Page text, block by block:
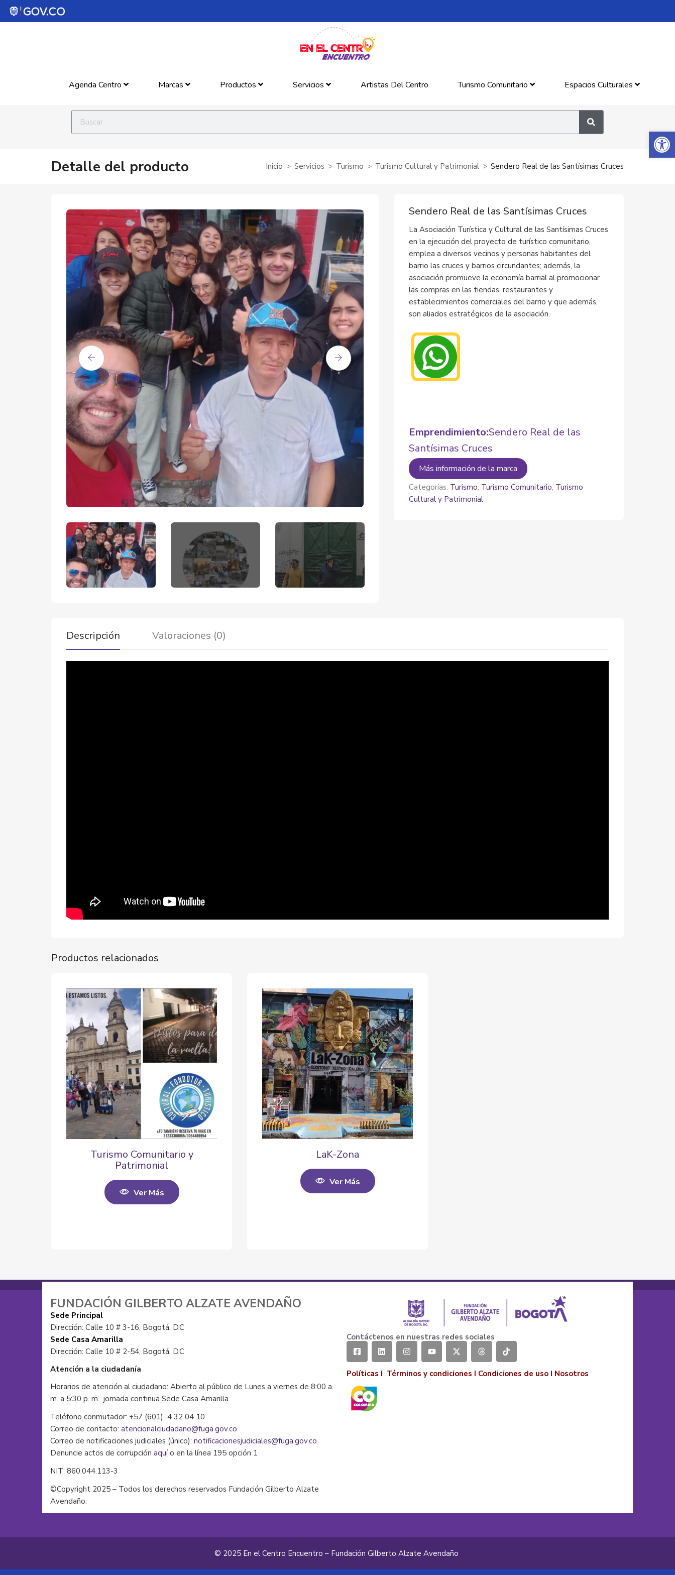
Abrir
Agenda Centro Marcas Productos Servicios Artistas Del Centro Turismo Comunitario Espacios Culturales
Detalle del producto Inicio Servicios Turismo Turismo Cultural y Patrimonial Sendero Real de las Santísimas Cruces
Sendero Real de las Santísimas Cruces
La Asociación Turística y Cultural de las Santísimas Cruces
en la ejecución del proyecto de turístico comunitario,
emplea a diversos vecinos y personas habitantes del
barrio las cruces y barrios circundantes; además, la
asociación promueve la economía barrial al promocionar
las compras en las tiendas, restaurantes y
establecimientos comerciales del barrio y que además,
son aliados estratégicos de la asociación.
Emprendimiento:Sendero Real de las
Santísimas Cruces
Más información de la marca
Categorías: Turismo, Turismo Comunitario, Turismo
Cultural y Patrimonial
Descripción Valoraciones (0)
Productos relacionados
Turismo Comunitario y
Patrimonial
Ver Más
LaK-Zona
Ver Más
FUNDACIÓN GILBERTO ALZATE AVENDAÑO
Sede Principal
Dirección: Calle 10 # 3-16, Bogotá, D.C
Sede Casa Amarilla
Dirección: Calle 10 # 2-54, Bogotá, D.C
Atención a la ciudadanía
Horarios de atención al ciudadano: Abierto al público de Lunes a viernes de 8:00 a.
m. a 5:30 p. m. jornada continua Sede Casa Amarilla.
Teléfono conmutador: +57 (601) 4 32 04 10
Correo de contacto: atencionalciudadano@fuga.gov.co
Correo de notificaciones judiciales (único): notificacionesjudiciales@fuga.gov.co
Denuncie actos de corrupción aquío en la línea 195 opción 1
NIT: 860.044.113-3
©Copyright 2025 – Todos los derechos reservados Fundación Gilberto Alzate
Avendaño.
Contáctenos en nuestras redes sociales
Políticas I Términos y condiciones I Condiciones de uso I Nosotros
© 2025 En el Centro Encuentro – Fundación Gilberto Alzate Avendaño